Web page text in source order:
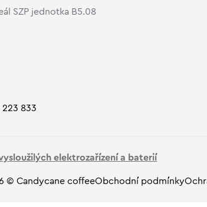
SZP jednotka B5.08
833
elektrozařízení a baterií
© Candycane coffeeObchodní podmínky